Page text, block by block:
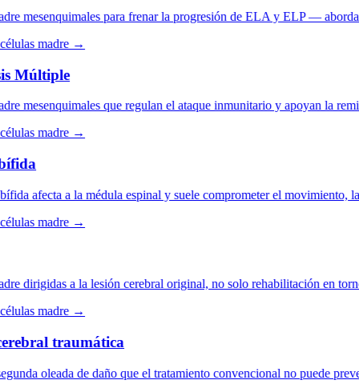
mesenquimales para frenar la progresión de ELA y ELP —
madre →
Múltiple
mesenquimales que regulan el ataque inmunitario y apoyan la
madre →
afecta a la médula espinal y suele comprometer el movimiento, la
madre →
dirigidas a la lesión cerebral original, no solo rehabilitación en
madre →
traumática
oleada de daño que el tratamiento convencional no puede